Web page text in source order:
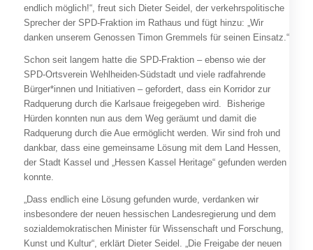
endlich möglich!“, freut sich Dieter Seidel, der verkehrspolitische
Sprecher der SPD-Fraktion im Rathaus und fügt hinzu: „Wir
danken unserem Genossen Timon Gremmels für seinen Einsatz.“
Schon seit langem hatte die SPD-Fraktion – ebenso wie der
SPD-Ortsverein Wehlheiden-Südstadt und viele radfahrende
Bürger*innen und Initiativen – gefordert, dass ein Korridor zur
Radquerung durch die Karlsaue freigegeben wird. Bisherige
Hürden konnten nun aus dem Weg geräumt und damit die
Radquerung durch die Aue ermöglicht werden. Wir sind froh und
dankbar, dass eine gemeinsame Lösung mit dem Land Hessen,
der Stadt Kassel und „Hessen Kassel Heritage“ gefunden werden
konnte.
„Dass endlich eine Lösung gefunden wurde, verdanken wir
insbesondere der neuen hessischen Landesregierung und dem
sozialdemokratischen Minister für Wissenschaft und Forschung,
Kunst und Kultur“, erklärt Dieter Seidel. „Die Freigabe der neuen